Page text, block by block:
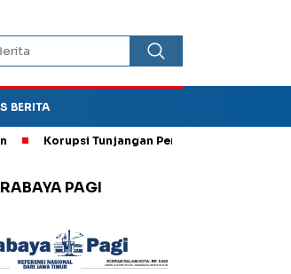
BERITA
Korupsi Tunjangan Perumahan DPRD
PAGI